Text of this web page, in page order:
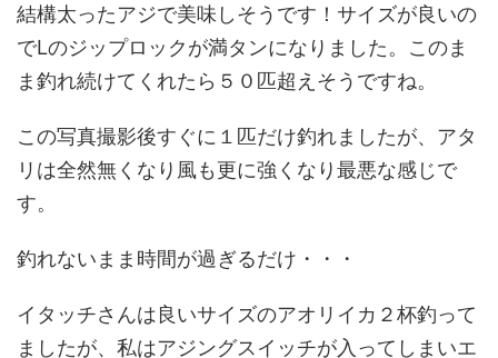
結構太ったアジで美味しそうです！サイズが良いの
でLのジップロックが満タンになりました。このま
ま釣れ続けてくれたら５０匹超えそうですね。
この写真撮影後すぐに１匹だけ釣れましたが、アタ
リは全然無くなり風も更に強くなり最悪な感じで
す。
釣れないまま時間が過ぎるだけ・・・
イタッチさんは良いサイズのアオリイカ２杯釣って
ましたが、私はアジングスイッチが入ってしまいエ